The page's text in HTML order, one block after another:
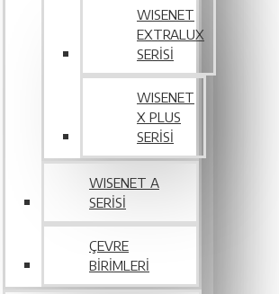
WISENET
EXTRALUX
SERISI
WISENET
X PLUS
SERISI
WISENET A
SERİSİ
ÇEVRE
BIRIMLERI